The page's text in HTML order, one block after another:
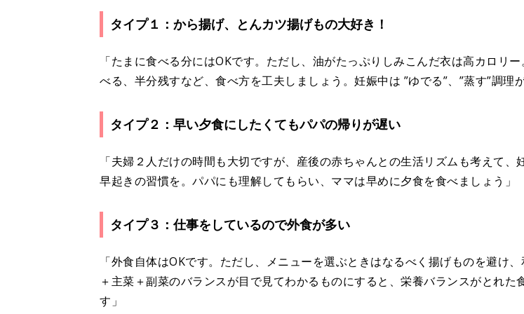
タイプ１：から揚げ、とんカツ揚げもの大好き！
「たまに食べる分にはOKです。ただし、油がたっぷりしみこんだ衣は高カロリ
べる、半分残すなど、食べ方を工夫しましょう。妊娠中は ”ゆでる”、”蒸す”調理
タイプ２：早い夕食にしたくてもパパの帰りが遅い
「夫婦２人だけの時間も大切ですが、産後の赤ちゃんとの生活リズムも考えて、
早起きの習慣を。パパにも理解してもらい、ママは早めに夕食を食べましょう」
タイプ３：仕事をしているので外食が多い
「外食自体はOKです。ただし、メニューを選ぶときはなるべく揚げものを避け
＋主菜＋副菜のバランスが目で見てわかるものにすると、栄養バランスがとれた
す」